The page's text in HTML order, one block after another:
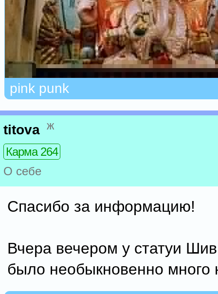
pink punk
titova ж
Карма 264
О себе
Спасибо за информацию!
Вчера вечером у статуи
было необыкновенно много